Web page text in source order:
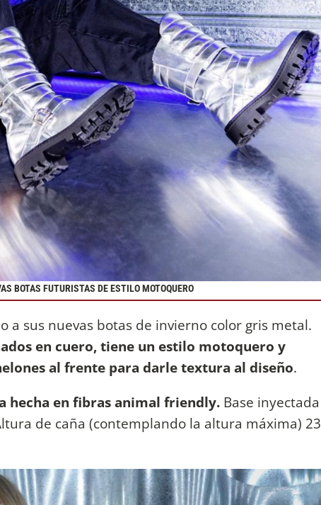
BOTAS FUTURISTAS DE ESTILO MOTOQUERO
a sus nuevas botas de invierno color gris metal.
en cuero, tiene un estilo motoquero y
al frente para darle textura al diseño.
hecha en fibras animal friendly. Base inyectada
de caña (contemplando la altura máxima) 23